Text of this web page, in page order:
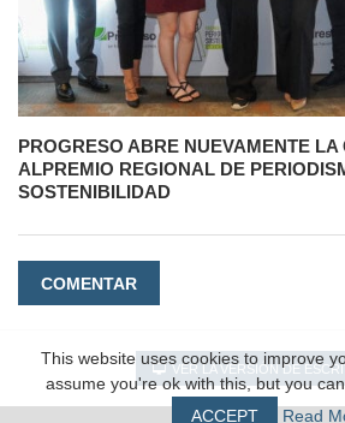
PROGRESO ABRE NUEVAMENTE LA
ALPREMIO REGIONAL DE
SOSTENIBILIDAD
COMENTAR
VER LA VERSIÓN DE
This website uses cookies to improve
assume you're ok with this, but you
ACCEPT
Read